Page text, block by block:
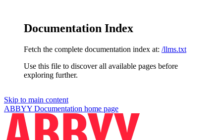
Documentation Index
Fetch the complete documentation index at: /llms.txt
Use this file to discover all available pages before
exploring further.
Skip to main content
ABBYY Documentation home page